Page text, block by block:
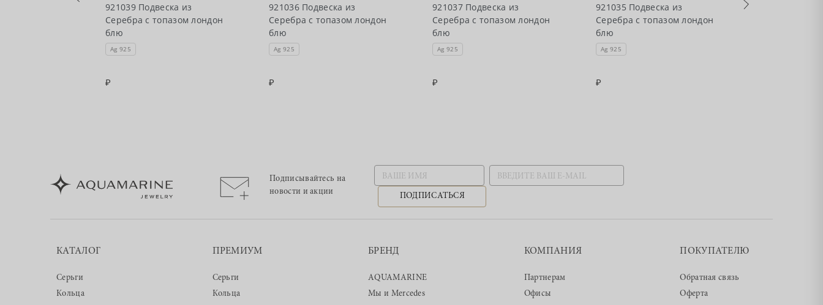
921039 Подвеска из
Серебра с топазом лондон
блю
Ag 925
921036 Подвеска из
Серебра с топазом лондон
блю
Ag 925
921037 Подвеска из
Серебра с топазом лондон
блю
Ag 925
921035 Подвеска из
Серебра с топазом лондон
блю
Ag 925
Подписывайтесь на
новости и акции
ПОДПИСАТЬСЯ
КАТАЛОГ
Серьги
Кольца
ПРЕМИУМ
Серьги
Кольца
БРЕНД
AQUAMARINE
Мы и Mercedes
КОМПАНИЯ
Партнерам
Офисы
ПОКУПАТЕЛЮ
Обратная связь
Оферта